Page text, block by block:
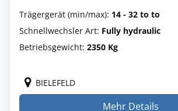
Trägergerät (min/max): 14 - 32 to to
Schnellwechsler Art: Fully hydraulic
Betriebsgewicht: 2350 Kg
BIELEFELD
Mehr Details